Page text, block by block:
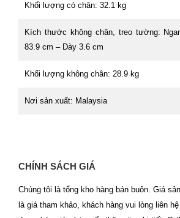
Khối lượng có chân: 32.1 kg
Kích thước không chân, treo tường:
83.9 cm – Dày 3.6 cm
Khối lượng không chân: 28.9 kg
Nơi sản xuất: Malaysia
CHÍNH SÁCH GIÁ
Chúng tôi là tổng kho hàng bán buôn. Giá
là giá tham khảo, khách hàng vui lòng liên